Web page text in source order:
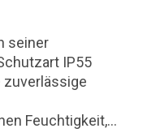
seiner
IP55
zuverlässige
Feuchtigkeit,